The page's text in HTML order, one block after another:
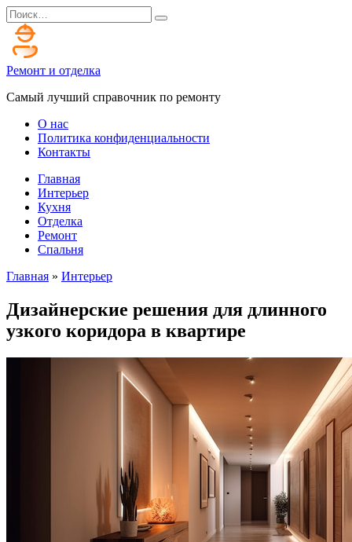
Перейти
к
содержанию
Search
for:
Ремонт и отделка
Самый лучший справочник по ремонту
О нас
Политика конфиденциальности
Контакты
Главная
Интерьер
Кухня
Отделка
Ремонт
Спальня
Главная » Интерьер
Дизайнерские решения для длинного
узкого коридора в квартире